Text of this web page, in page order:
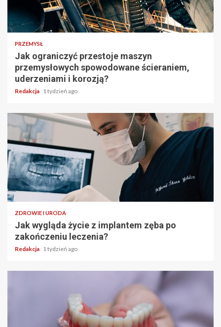
PRZEMYSŁ
Jak ograniczyć przestoje maszyn
przemysłowych spowodowane ścieraniem,
uderzeniami i korozją?
Redakcja 1 tydzień ago
ZDROWIE I URODA
Jak wygląda życie z implantem zęba po
zakończeniu leczenia?
Redakcja 1 tydzień ago